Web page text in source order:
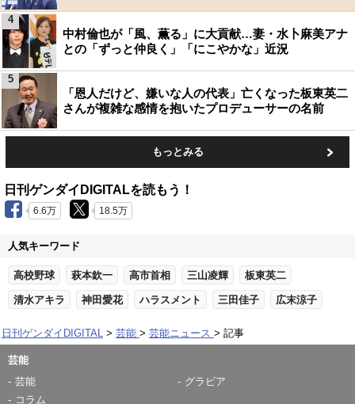
中村倫也が「風、薫る」に大貢献…妻・水卜麻美アナ
との「ずっと仲良く」「にこやかな」近況
4
「恩人だけど、嫌いな人の代表」亡くなった板東英二
さんが複雑な感情を抱いたプロデューサーの名前
5
もっとみる
日刊ゲンダイDIGITALを読もう！
6.6万 18.5万
人気キーワード
高校野球 萩本欽一 高市首相 三山凌輝 板東英二
清水アキラ 神田愛花 ハラスメント 三田佳子 広末涼子
日刊ゲンダイDIGITAL 芸能 芸能ニュース 記事
芸能
芸能
グラビア
コラム